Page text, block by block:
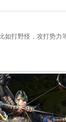
打野怪，攻打势力